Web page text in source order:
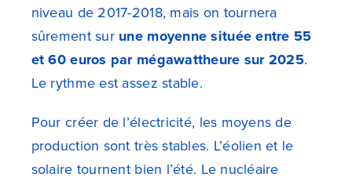
niveau de 2017-2018, mais on tournera
sûrement sur une moyenne située entre 55
et 60 euros par mégawattheure sur 2025.
Le rythme est assez stable.
Pour créer de l’électricité, les moyens de
production sont très stables. L’éolien et le
solaire tournent bien l’été. Le nucléaire